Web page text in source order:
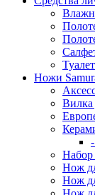
Ножи
Вилка
Нож
Нож